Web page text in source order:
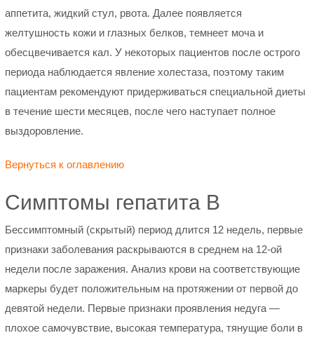
аппетита, жидкий стул, рвота. Далее появляется
желтушность кожи и глазных белков, темнеет моча и
обесцвечивается кал. У некоторых пациентов после острого
периода наблюдается явление холестаза, поэтому таким
пациентам рекомендуют придерживаться специальной диеты
в течение шести месяцев, после чего наступает полное
выздоровление.
Вернуться к оглавлению
Симптомы гепатита B
Бессимптомный (скрытый) период длится 12 недель, первые
признаки заболевания раскрываются в среднем на 12-ой
недели после заражения. Анализ крови на соответствующие
маркеры будет положительным на протяжении от первой до
девятой недели. Первые признаки проявления недуга —
плохое самочувствие, высокая температура, тянущие боли в